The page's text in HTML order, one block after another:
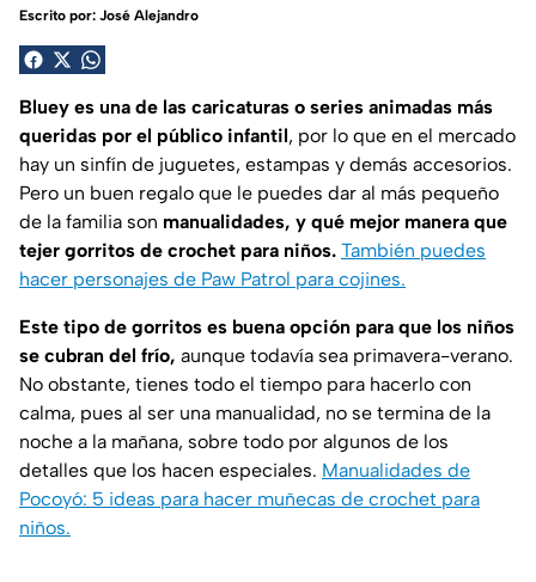
Escrito por: José Alejandro
Bluey es una de las caricaturas o series animadas más
queridas por el público infantil, por lo que en el mercado
hay un sinfín de juguetes, estampas y demás accesorios.
Pero un buen regalo que le puedes dar al más pequeño
de la familia son manualidades, y qué mejor manera que
tejer gorritos de crochet para niños. También puedes
hacer personajes de Paw Patrol para cojines.
Este tipo de gorritos es buena opción para que los niños
se cubran del frío, aunque todavía sea primavera-verano.
No obstante, tienes todo el tiempo para hacerlo con
calma, pues al ser una manualidad, no se termina de la
noche a la mañana, sobre todo por algunos de los
detalles que los hacen especiales. Manualidades de
Pocoyó: 5 ideas para hacer muñecas de crochet para
niños.